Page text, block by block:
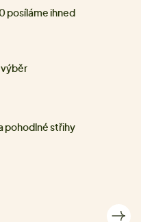
posíláme ihned
výběr
pohodlné střihy